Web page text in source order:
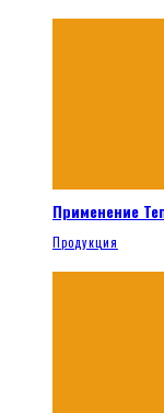
Применение
Продукция